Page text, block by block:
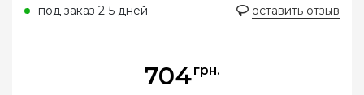
под заказ 2-5 дней
оставить отзыв
704грн.